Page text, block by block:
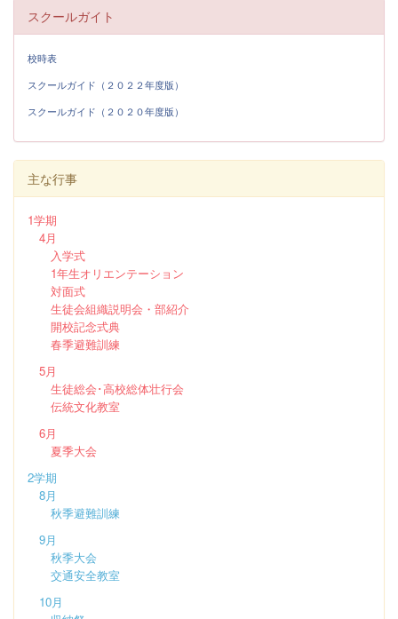
スクールガイト
校時表
スクールガイド（２０２２年度版）
スクールガイド（２０２０年度版）
主な行事
1学期
4月
入学式
1年生オリエンテーション
対面式
生徒会組織説明会・部紹介
開校記念式典
春季避難訓練
5月
生徒総会･高校総体壮行会
伝統文化教室
6月
夏季大会
2学期
8月
秋季避難訓練
9月
秋季大会
交通安全教室
10月